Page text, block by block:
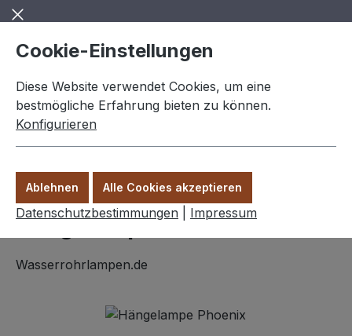
Zum Hauptinhalt springen
Hängelampen
Hängelampe "Phoenix"
Wasserrohrlampen.de
Bildergalerie überspringen
Cookie-Einstellungen
Diese Website verwendet Cookies, um eine
bestmögliche Erfahrung bieten zu können.
Konfigurieren
Ablehnen Alle Cookies akzeptieren
Datenschutzbestimmungen Impressum